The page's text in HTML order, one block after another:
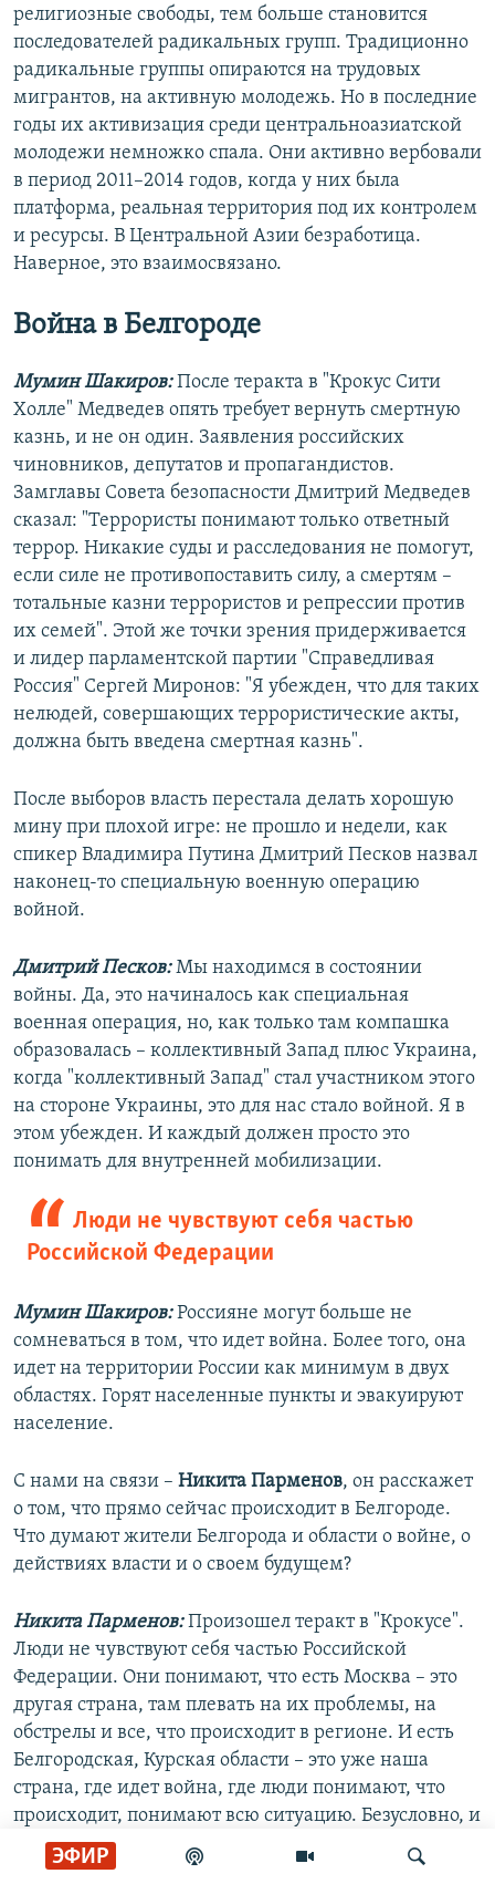
ЭФИР
религиозные свободы, тем больше становится
последователей радикальных групп. Традиционно
радикальные группы опираются на трудовых
мигрантов, на активную молодежь. Но в последние
годы их активизация среди центральноазиатской
молодежи немножко спала. Они активно вербовали
в период 2011–2014 годов, когда у них была
платформа, реальная территория под их контролем
и ресурсы. В Центральной Азии безработица.
Наверное, это взаимосвязано.
Война в Белгороде
Мумин Шакиров:После теракта в "Крокус Сити
Холле" Медведев опять требует вернуть смертную
казнь, и не он один. Заявления российских
чиновников, депутатов и пропагандистов.
Замглавы Совета безопасности Дмитрий Медведев
сказал: "Террористы понимают только ответный
террор. Никакие суды и расследования не помогут,
если силе не противопоставить силу, а смертям –
тотальные казни террористов и репрессии против
их семей". Этой же точки зрения придерживается
и лидер парламентской партии "Справедливая
Россия" Сергей Миронов: "Я убежден, что для таких
нелюдей, совершающих террористические акты,
должна быть введена смертная казнь".
После выборов власть перестала делать хорошую
мину при плохой игре: не прошло и недели, как
спикер Владимира Путина Дмитрий Песков назвал
наконец-то специальную военную операцию
войной.
Дмитрий Песков:Мы находимся в состоянии
войны. Да, это начиналось как специальная
военная операция, но, как только там компашка
образовалась – коллективный Запад плюс Украина,
когда "коллективный Запад" стал участником этого
на стороне Украины, это для нас стало войной. Я в
этом убежден. И каждый должен просто это
понимать для внутренней мобилизации.
Люди не чувствуют себя частью
Российской Федерации
Мумин Шакиров:Россияне могут больше не
сомневаться в том, что идет война. Более того, она
идет на территории России как минимум в двух
областях. Горят населенные пункты и эвакуируют
население.
С нами на связи – Никита Парменов, он расскажет
о том, что прямо сейчас происходит в Белгороде.
Что думают жители Белгорода и области о войне, о
действиях власти и о своем будущем?
Никита Парменов:Произошел теракт в "Крокусе".
Люди не чувствуют себя частью Российской
Федерации. Они понимают, что есть Москва – это
другая страна, там плевать на их проблемы, на
обстрелы и все, что происходит в регионе. И есть
Белгородская, Курская области – это уже наша
страна, где идет война, где люди понимают, что
происходит, понимают всю ситуацию. Безусловно, и
то, и то – трагедия. Люди начинают так относиться
из-за ненависти к федеральному центру и полной